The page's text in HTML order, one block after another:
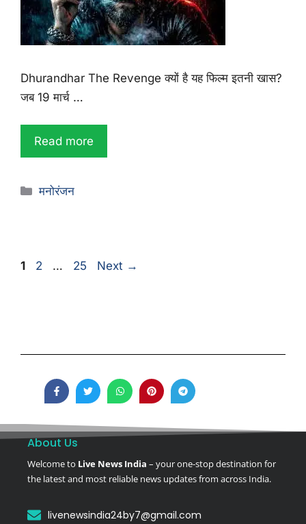
Dhurandhar The Revenge क्यों है यह फिल्म इतनी खास?
जब 19 मार्च …
Read more
मनोरंजन
1 2 … 25 Next →
About Us
Welcome to Live News India – your one-stop destination for
the latest and most reliable news updates from across India.
livenewsindia24by7@gmail.com